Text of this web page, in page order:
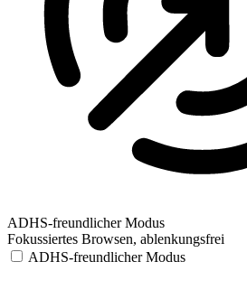
ADHS-freundlicher Modus
Fokussiertes Browsen, ablenkungsfrei
ADHS-freundlicher Modus